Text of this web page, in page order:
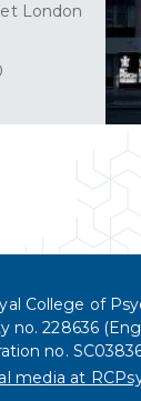
London
College of
no. 228636
no.
media at